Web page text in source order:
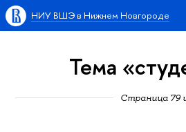
НИУ ВШЭ в Нижнем Новгороде
Тема
Страница 79